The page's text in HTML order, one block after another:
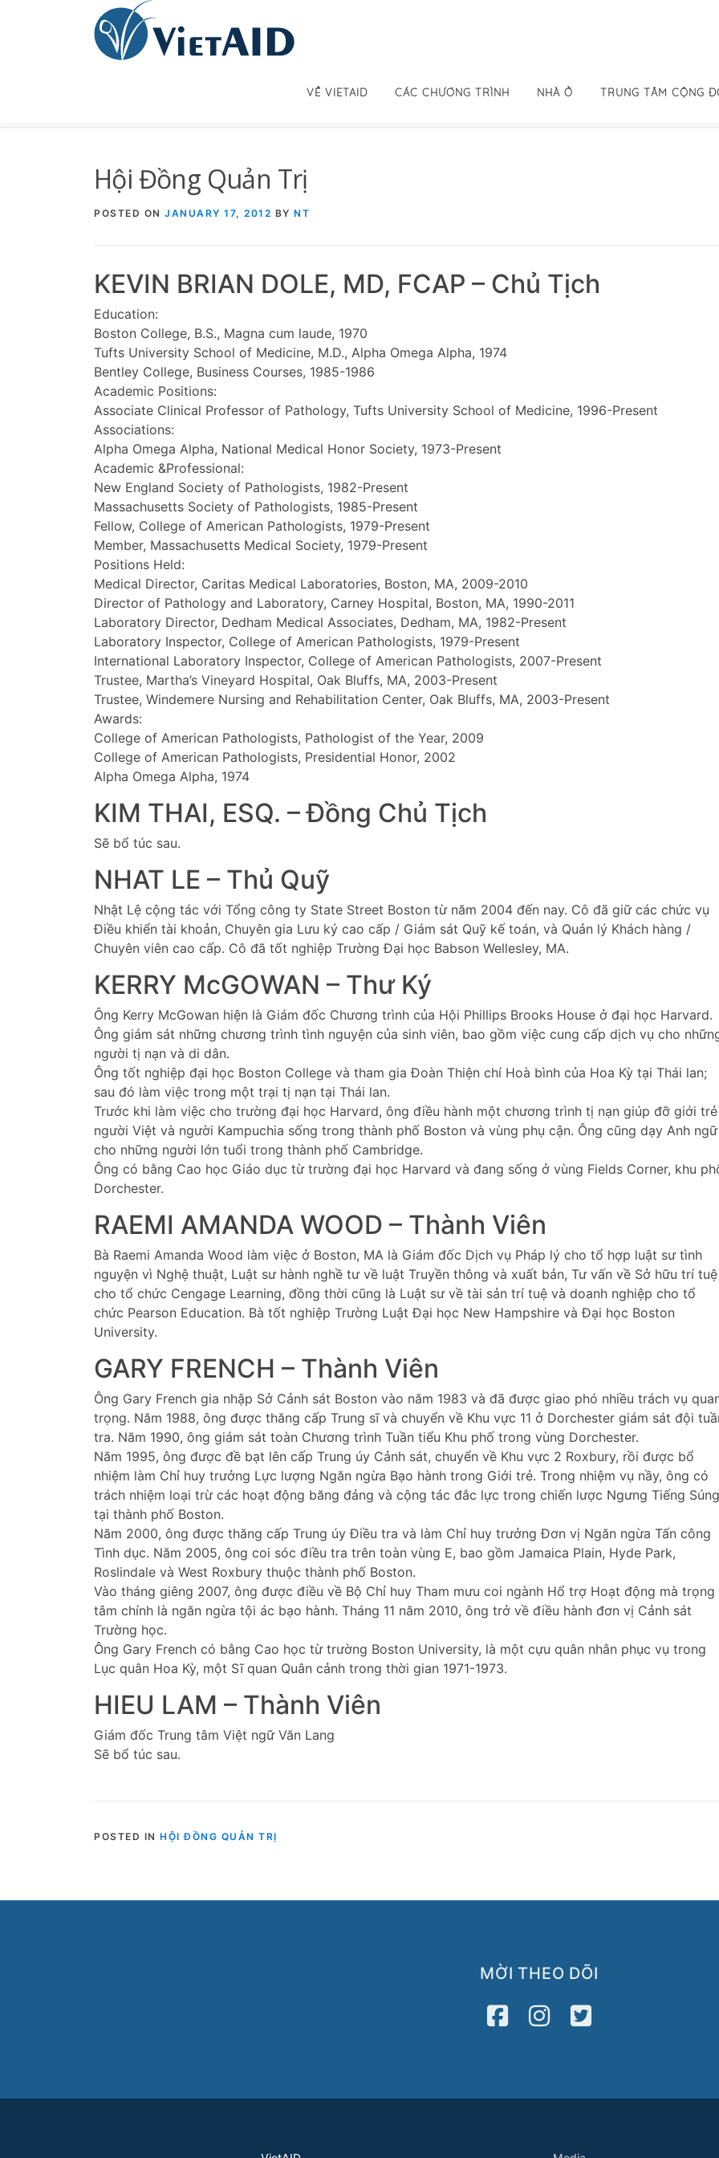
VỀ VIETAID CÁC CHƯƠNG TRÌNH NHÀ Ở TRUNG TÂM CỘNG
Hội Đồng Quản Trị
POSTED ON JANUARY 17, 2012 BY NT
KEVIN BRIAN DOLE, MD, FCAP – Chủ Tịch
Education:
Boston College, B.S., Magna cum laude, 1970
Tufts University School of Medicine, M.D., Alpha Omega Alpha, 1974
Bentley College, Business Courses, 1985-1986
Academic Positions:
Associate Clinical Professor of Pathology, Tufts University School of Medicine, 1996-Present
Associations:
Alpha Omega Alpha, National Medical Honor Society, 1973-Present
Academic &Professional:
New England Society of Pathologists, 1982-Present
Massachusetts Society of Pathologists, 1985-Present
Fellow, College of American Pathologists, 1979-Present
Member, Massachusetts Medical Society, 1979-Present
Positions Held:
Medical Director, Caritas Medical Laboratories, Boston, MA, 2009-2010
Director of Pathology and Laboratory, Carney Hospital, Boston, MA, 1990-2011
Laboratory Director, Dedham Medical Associates, Dedham, MA, 1982-Present
Laboratory Inspector, College of American Pathologists, 1979-Present
International Laboratory Inspector, College of American Pathologists, 2007-Present
Trustee, Martha’s Vineyard Hospital, Oak Bluffs, MA, 2003-Present
Trustee, Windemere Nursing and Rehabilitation Center, Oak Bluffs, MA, 2003-Present
Awards:
College of American Pathologists, Pathologist of the Year, 2009
College of American Pathologists, Presidential Honor, 2002
Alpha Omega Alpha, 1974
KIM THAI, ESQ. – Đồng Chủ Tịch
Sẽ bổ túc sau.
NHAT LE – Thủ Quỹ
Nhật Lệ cộng tác với Tổng công ty State Street Boston từ năm 2004 đến nay. Cô đã giữ các chức vụ
Điều khiển tài khoản, Chuyên gia Lưu ký cao cấp / Giám sát Quỹ kế toán, và Quản lý Khách hàng /
Chuyên viên cao cấp. Cô đã tốt nghiệp Trường Đại học Babson Wellesley, MA.
KERRY McGOWAN – Thư Ký
Ông Kerry McGowan hiện là Giám đốc Chương trình của Hội Phillips Brooks House ở đại học Harvard.
Ông giám sát những chương trình tình nguyện của sinh viên, bao gồm việc cung cấp dịch vụ cho
người tị nạn và di dân.
Ông tốt nghiệp đại học Boston College và tham gia Đoàn Thiện chí Hoà bình của Hoa Kỳ tại Thái lan;
sau đó làm việc trong một trại tị nạn tại Thái lan.
Trước khi làm việc cho trường đại học Harvard, ông điều hành một chương trình tị nạn giúp đỡ giới trẻ
người Việt và người Kampuchia sống trong thành phố Boston và vùng phụ cận. Ông cũng dạy Anh ngữ
cho những người lớn tuổi trong thành phố Cambridge.
Ông có bằng Cao học Giáo dục từ trường đại học Harvard và đang sống ở vùng Fields Corner, khu
Dorchester.
RAEMI AMANDA WOOD – Thành Viên
Bà Raemi Amanda Wood làm việc ở Boston, MA là Giám đốc Dịch vụ Pháp lý cho tổ hợp luật sư tình
nguyện vì Nghệ thuật, Luật sư hành nghề tư về luật Truyền thông và xuất bản, Tư vấn về Sở hữu trí tuệ
cho tổ chức Cengage Learning, đồng thời cũng là Luật sư về tài sản trí tuệ và doanh nghiệp cho tổ
chức Pearson Education. Bà tốt nghiệp Trường Luật Đại học New Hampshire và Đại học Boston
University.
GARY FRENCH – Thành Viên
Ông Gary French gia nhập Sở Cảnh sát Boston vào năm 1983 và đã được giao phó nhiều trách vụ
trọng. Năm 1988, ông được thăng cấp Trung sĩ và chuyển về Khu vực 11 ở Dorchester giám sát đội
tra. Năm 1990, ông giám sát toàn Chương trình Tuần tiểu Khu phố trong vùng Dorchester.
Năm 1995, ông được đề bạt lên cấp Trung úy Cảnh sát, chuyển về Khu vực 2 Roxbury, rồi được bổ
nhiệm làm Chỉ huy trưởng Lực lượng Ngăn ngừa Bạo hành trong Giới trẻ. Trong nhiệm vụ nầy, ông có
trách nhiệm loại trừ các hoạt động băng đảng và cộng tác đắc lực trong chiến lược Ngưng Tiếng Súng
tại thành phố Boston.
Năm 2000, ông được thăng cấp Trung úy Điều tra và làm Chỉ huy trưởng Đơn vị Ngăn ngừa Tấn công
Tình dục. Năm 2005, ông coi sóc điều tra trên toàn vùng E, bao gồm Jamaica Plain, Hyde Park,
Roslindale và West Roxbury thuộc thành phố Boston.
Vào tháng giêng 2007, ông được điều về Bộ Chỉ huy Tham mưu coi ngành Hổ trợ Hoạt động mà trọng
tâm chính là ngăn ngừa tội ác bạo hành. Tháng 11 năm 2010, ông trở về điều hành đơn vị Cảnh sát
Trường học.
Ông Gary French có bằng Cao học từ trường Boston University, là một cựu quân nhân phục vụ trong
Lục quân Hoa Kỳ, một Sĩ quan Quân cảnh trong thời gian 1971-1973.
HIEU LAM – Thành Viên
Giám đốc Trung tâm Việt ngữ Văn Lang
Sẽ bổ túc sau.
POSTED IN HỘI ĐỒNG QUẢN TRỊ
MỜI THEO DÕI